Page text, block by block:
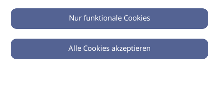
0
Nur funktionale Cookies
Alle Cookies akzeptieren